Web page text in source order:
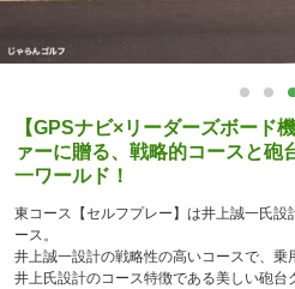
【GPSナビ×リーダーズボード
ァーに贈る、戦略的コースと砲
一ワールド！
東コース【セルフプレー】は井上誠一氏設
ース。
井上誠一設計の戦略性の高いコースで、乗
井上氏設計のコース特徴である美しい砲台